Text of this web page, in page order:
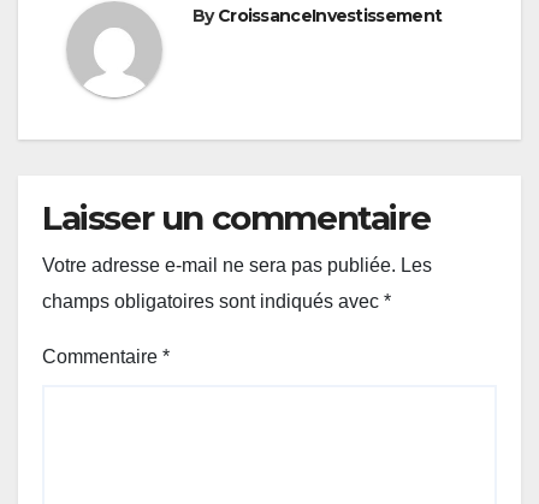
ByCroissanceInvestissement
Laisser un commentaire
Votre adresse e-mail ne sera pas publiée. Les
champs obligatoires sont indiqués avec *
Commentaire *